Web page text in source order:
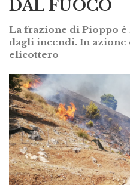
La frazione di Pioppo è
dagli incendi. In azione
elicottero